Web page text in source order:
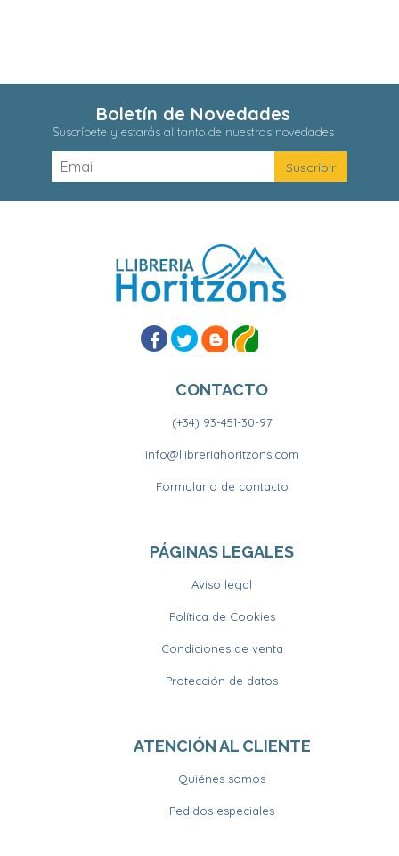
Boletín de Novedades
Suscríbete y estarás al tanto de nuestras novedades
CONTACTO
(+34) 93-451-30-97
info@llibreriahoritzons.com
Formulario de contacto
PÁGINAS LEGALES
Aviso legal
Política de Cookies
Condiciones de venta
Protección de datos
ATENCIÓN AL CLIENTE
Quiénes somos
Pedidos especiales